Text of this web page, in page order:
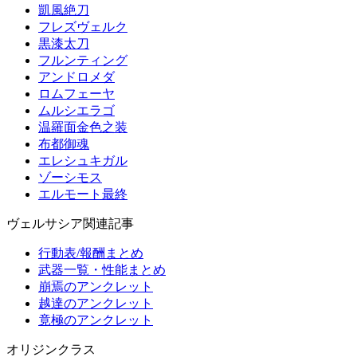
凱風絶刀
フレズヴェルク
黒漆太刀
フルンティング
アンドロメダ
ロムフェーヤ
ムルシエラゴ
温羅面金色之装
布都御魂
エレシュキガル
ゾーシモス
エルモート最終
ヴェルサシア関連記事
行動表/報酬まとめ
武器一覧・性能まとめ
崩焉のアンクレット
越達のアンクレット
竟極のアンクレット
オリジンクラス